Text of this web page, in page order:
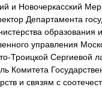
и Новочеркасский
Департамента
образования
управления
Троицкой Сергиевой
Комитета
и связям с